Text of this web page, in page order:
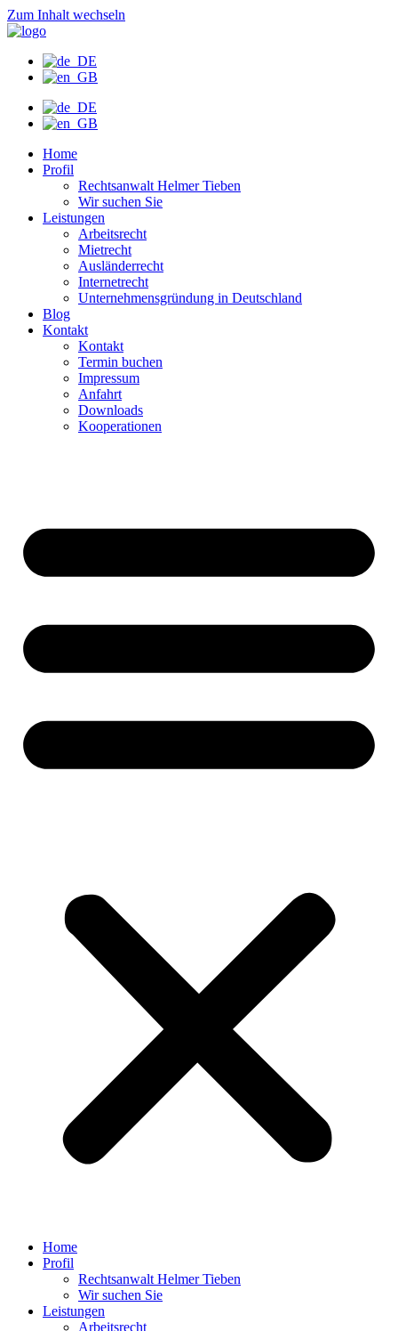
Zum Inhalt wechseln
Home
Profil
Rechtsanwalt Helmer Tieben
Wir suchen Sie
Leistungen
Arbeitsrecht
Mietrecht
Ausländerrecht
Internetrecht
Unternehmensgründung in Deutschland
Blog
Kontakt
Kontakt
Termin buchen
Impressum
Anfahrt
Downloads
Kooperationen
Home
Profil
Rechtsanwalt Helmer Tieben
Wir suchen Sie
Leistungen
Arbeitsrecht